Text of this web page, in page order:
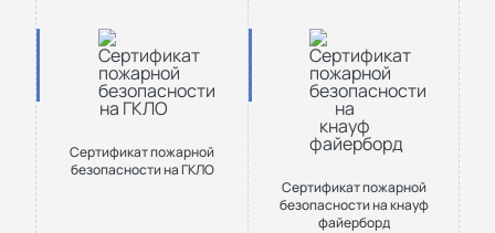
Сертификат пожарной
безопасности на ГКЛО
Сертификат пожарной
безопасности на кнауф
файерборд